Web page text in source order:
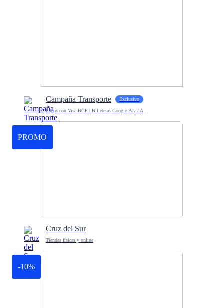
Campaña Transporte Exclusivo
PROMO
Cruz del Sur
Tiendas físicas y online
-10%